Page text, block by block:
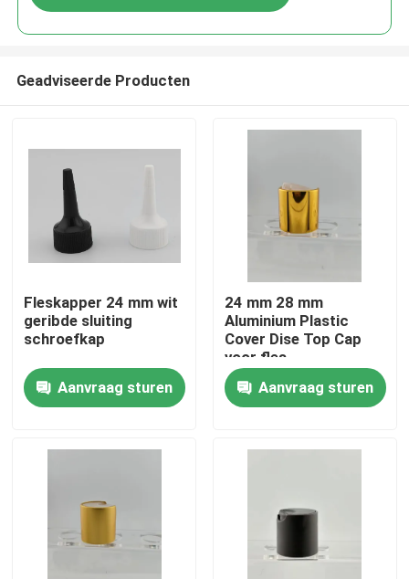
Thuis
Over ons
Geadviseerde Producten
Fleskapper 24 mm wit
geribde sluiting
schroefkap
Aanvraag sturen
24 mm 28 mm
Aluminium Plastic
Cover Dise Top Cap
voor fles
Aanvraag sturen